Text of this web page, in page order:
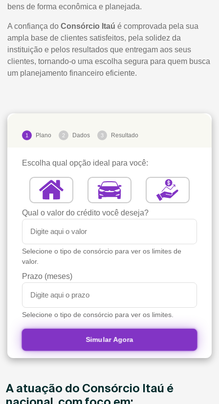
bens de forma econômica e planejada.
A confiança do Consórcio Itaú é comprovada pela sua
ampla base de clientes satisfeitos, pela solidez da
instituição e pelos resultados que entregam aos seus
clientes, tornando-o uma escolha segura para quem busca
um planejamento financeiro eficiente.
1 Plano 2 Dados 3 Resultado
Escolha qual opção ideal para você:
Qual o valor do crédito você deseja?
Selecione o tipo de consórcio para ver os limites de
valor.
Prazo (meses)
Selecione o tipo de consórcio para ver os limites.
Simular Agora
A atuação do Consórcio Itaú é